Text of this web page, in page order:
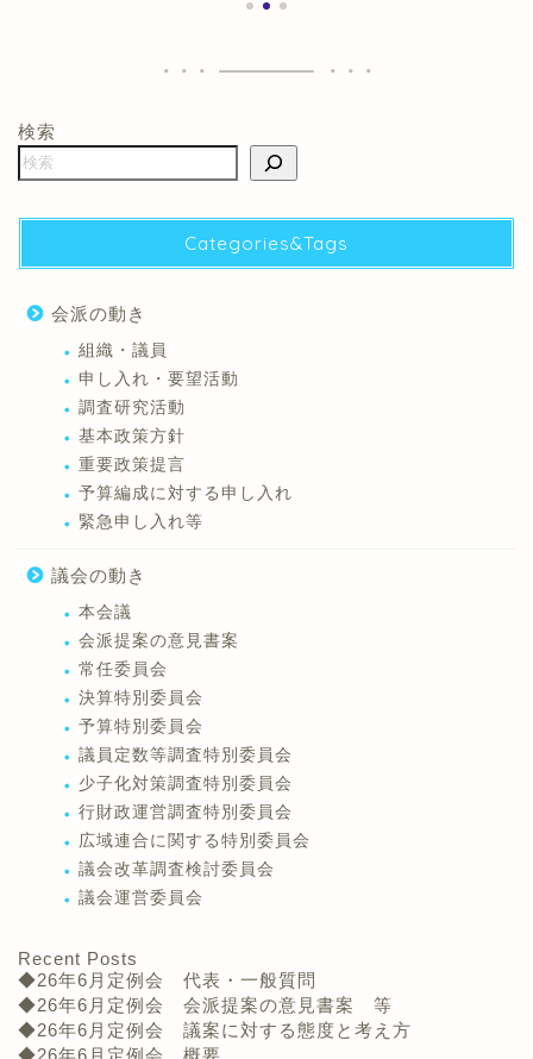
検索
Categories&Tags
会派の動き
組織・議員
申し入れ・要望活動
調査研究活動
基本政策方針
重要政策提言
予算編成に対する申し入れ
緊急申し入れ等
議会の動き
本会議
会派提案の意見書案
常任委員会
決算特別委員会
予算特別委員会
議員定数等調査特別委員会
少子化対策調査特別委員会
行財政運営調査特別委員会
広域連合に関する特別委員会
議会改革調査検討委員会
議会運営委員会
Recent Posts
◆26年6月定例会 代表・一般質問
◆26年6月定例会 会派提案の意見書案 等
◆26年6月定例会 議案に対する態度と考え方
◆26年6月定例会 概要